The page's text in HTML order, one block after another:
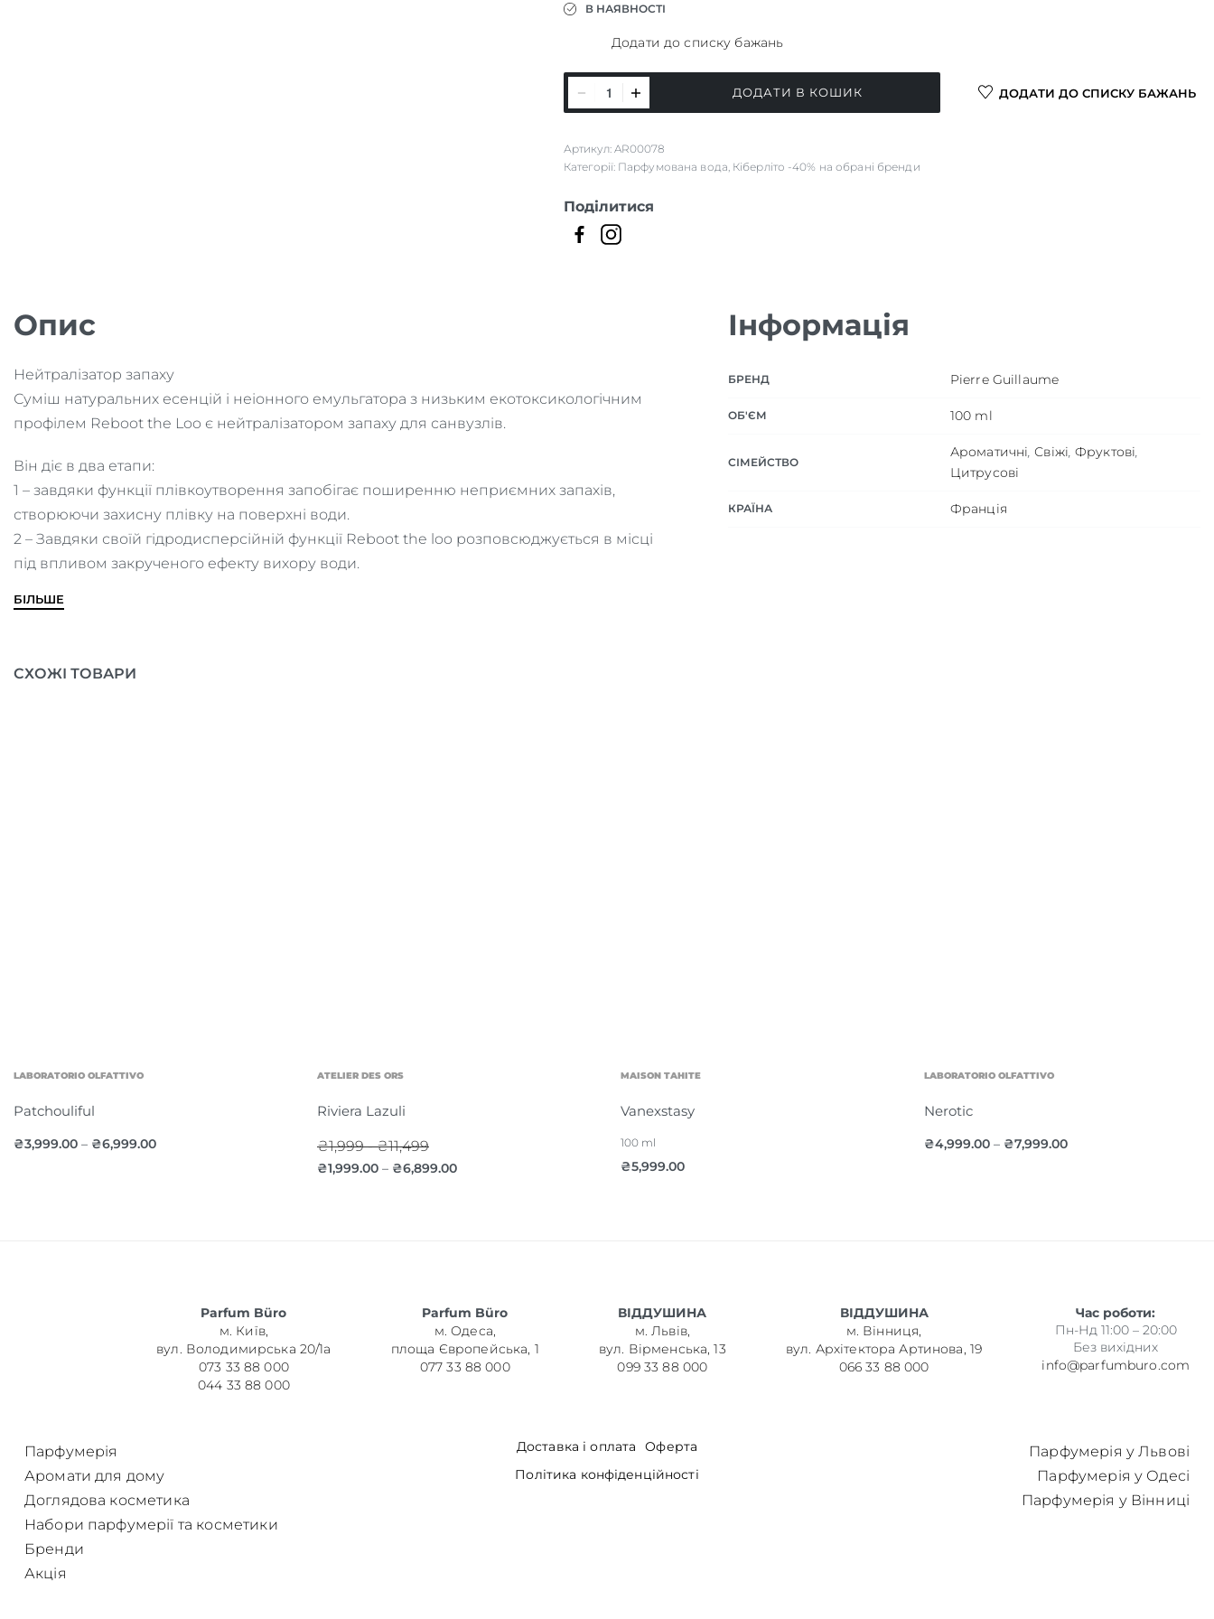
В НАЯВНОСТІ
Додати до списку бажань
Освіжувач
для
REBOOT THE LOO
ДОДАТИ В КОШИК ДОДАТИ ДО СПИСКУ БАЖАНЬ
Артикул: AR00078
Категорії: Парфумована вода, Кіберліто -40% на обрані бренди
Поділитися
Опис
Нейтралізатор запаху
Суміш натуральних есенцій і неіонного емульгатора з низьким екотоксикологічним
профілем Reboot the Loo є нейтралізатором запаху для санвузлів.
Він діє в два етапи:
1 – завдяки функції плівкоутворення запобігає поширенню неприємних запахів,
створюючи захисну плівку на поверхні води.
2 – Завдяки своїй гідродисперсійній функції Reboot the loo розповсюджується в місці
під впливом закрученого ефекту вихору води.
БІЛЬШЕ
Інформація
БРЕНД Pierre Guillaume
ОБ'ЄМ 100 ml
СІМЕЙСТВО
Ароматичні, Свіжі, Фруктові,
Цитрусові
КРАЇНА Франція
СХОЖІ ТОВАРИ
LABORATORIO OLFATTIVO
Patchouliful
₴3,999.00 – ₴6,999.00
ATELIER DES ORS
Riviera Lazuli
₴1,999 - ₴11,499
₴1,999.00 – ₴6,899.00
MAISON TAHITE
Vanexstasy
100 ml
₴5,999.00
LABORATORIO OLFATTIVO
Nerotic
₴4,999.00 – ₴7,999.00
Parfum Büro
м. Київ,
вул. Володимирська 20/1а
073 33 88 000
044 33 88 000
Parfum Büro
м. Одеса,
площа Європейська, 1
077 33 88 000
ВІДДУШИНА
м. Львів,
вул. Вірменська, 13
099 33 88 000
ВІДДУШИНА
м. Вінниця,
вул. Архітектора Артинова, 19
066 33 88 000
Час роботи:
Пн-Нд 11:00 – 20:00
Без вихідних
info@parfumburo.com
Парфумерія
Аромати для дому
Доглядова косметика
Набори парфумерії та косметики
Бренди
Акція
Доставка і оплата
Оферта
Політика конфіденційності
Парфумерія у Львові
Парфумерія у Одесі
Парфумерія у Вінниці